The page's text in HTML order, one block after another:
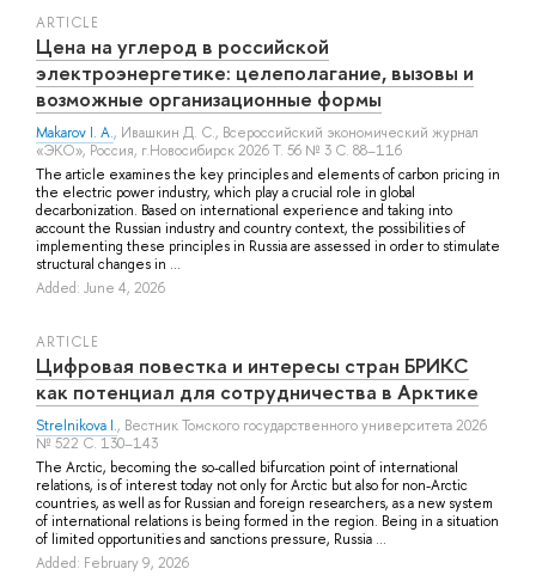
ARTICLE
Цена на углерод в российской
электроэнергетике: целеполагание, вызовы и
возможные организационные формы
Makarov I. A., Ивашкин Д. С., Всероссийский экономический журнал
«ЭКО», Россия, г.Новосибирск 2026 Т. 56 № 3 С. 88–116
The article examines the key principles and elements of carbon pricing in
the electric power industry, which play a crucial role in global
decarbonization. Based on international experience and taking into
account the Russian industry and country context, the possibilities of
implementing these principles in Russia are assessed in order to stimulate
structural changes in ...
Added: June 4, 2026
ARTICLE
Цифровая повестка и интересы стран БРИКС
как потенциал для сотрудничества в Арктике
Strelnikova I., Вестник Томского государственного университета 2026
№ 522 С. 130–143
The Arctic, becoming the so-called bifurcation point of international
relations, is of interest today not only for Arctic but also for non-Arctic
countries, as well as for Russian and foreign researchers, as a new system
of international relations is being formed in the region. Being in a situation
of limited opportunities and sanctions pressure, Russia ...
Added: February 9, 2026